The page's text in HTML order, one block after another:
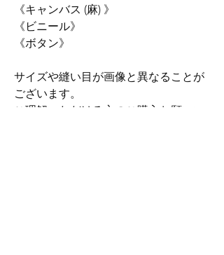
《キャンバス (麻) 》
《ビニール》
《ボタン》
サイズや縫い目が画像と異なることが
ございます。
ご理解いただける方のご購入お願いい